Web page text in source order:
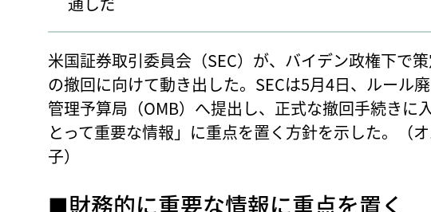
米国証券取引委員会（SEC）が、バイデン政権下で
の撤回に向けて動き出した。SECは5月4日、ルール
管理予算局（OMB）へ提出し、正式な撤回手続きに
とって重要な情報」に重点を置く方針を示した。（
子）
■財務的に重要な情報に重点を置く